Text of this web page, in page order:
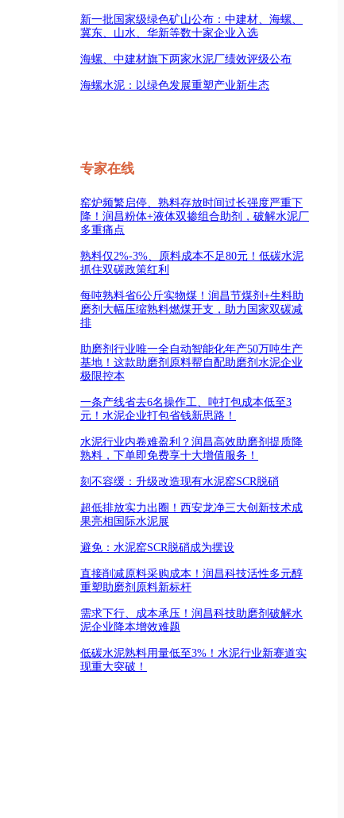
新一批国家级绿色矿山公布：中建材、海螺、
冀东、山水、华新等数十家企业入选
海螺、中建材旗下两家水泥厂绩效评级公布
海螺水泥：以绿色发展重塑产业新生态
专家在线
窑炉频繁启停、熟料存放时间过长强度严重下
降！润昌粉体+液体双掺组合助剂，破解水泥厂
多重痛点
熟料仅2%-3%、原料成本不足80元！低碳水泥
抓住双碳政策红利
每吨熟料省6公斤实物煤！润昌节煤剂+生料助
磨剂大幅压缩熟料燃煤开支，助力国家双碳减
排
助磨剂行业唯一全自动智能化年产50万吨生产
基地！这款助磨剂原料帮自配助磨剂水泥企业
极限控本
一条产线省去6名操作工、吨打包成本低至3
元！水泥企业打包省钱新思路！
水泥行业内卷难盈利？润昌高效助磨剂提质降
熟料，下单即免费享十大增值服务！
刻不容缓：升级改造现有水泥窑SCR脱硝
超低排放实力出圈！西安龙净三大创新技术成
果亮相国际水泥展
避免：水泥窑SCR脱硝成为摆设
直接削减原料采购成本！润昌科技活性多元醇
重塑助磨剂原料新标杆
需求下行、成本承压！润昌科技助磨剂破解水
泥企业降本增效难题
低碳水泥熟料用量低至3%！水泥行业新赛道实
现重大突破！